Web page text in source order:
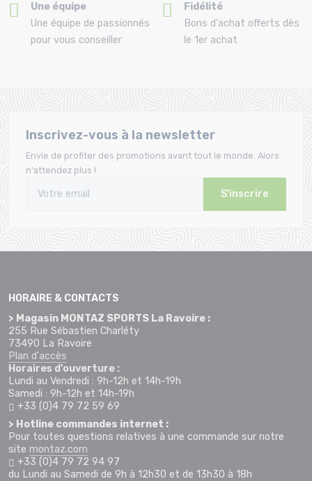
Une équipe
Une équipe de passionnés
pour vous conseiller
Fidélité
Bons d'achat offerts dès
le 1er achat
Inscrivez-vous à la newsletter
Envie de profiter des promotions avant tout le monde. Alors
n'attendez plus !
S'inscrire
HORAIRE & CONTACTS
> Magasin MONTAZ SPORTS La Ravoire :
255 Rue Sébastien Charléty
73490 La Ravoire
Plan d'accès
Horaires d'ouverture :
Lundi au Vendredi : 9h-12h et 14h-19h
Samedi : 9h-12h et 14h-19h
+33 (0)4 79 72 59 69
> Hotline commandes internet :
Pour toutes questions relatives à une commande sur notre
site montaz.com
+33 (0)4 79 72 94 97
du Lundi au Samedi de 9h à 12h30 et de 13h30 à 18h